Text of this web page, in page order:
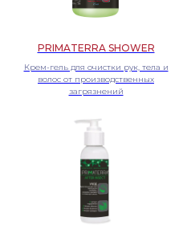
PRIMATERRA SHOWER
Крем-гель для очистки рук, тела и
волос от производственных
загрязнений